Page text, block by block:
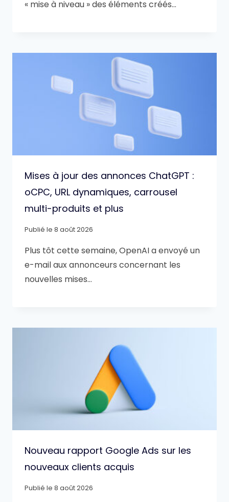
« mise à niveau » des éléments créés…
Mises à jour des annonces ChatGPT :
oCPC, URL dynamiques, carrousel
multi-produits et plus
Publié le 8 août 2026
Plus tôt cette semaine, OpenAI a envoyé un
e-mail aux annonceurs concernant les
nouvelles mises…
Nouveau rapport Google Ads sur les
nouveaux clients acquis
Publié le 8 août 2026